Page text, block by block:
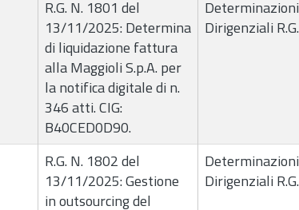
R.G. N. 1801 del
13/11/2025: Determina
di liquidazione fattura
alla Maggioli S.p.A. per
la notifica digitale di n.
346 atti. CIG:
B40CED0D90.
Determinazioni
Dirigenziali R.G.
R.G. N. 1802 del
13/11/2025: Gestione
in outsourcing del
Determinazioni
Dirigenziali R.G.